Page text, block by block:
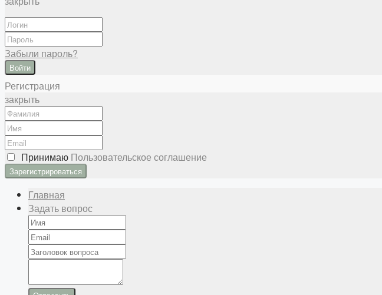
Забыли пароль?
Войти
Регистрация
закрыть
Принимаю Пользовательское соглашение
Главная
Задать вопрос